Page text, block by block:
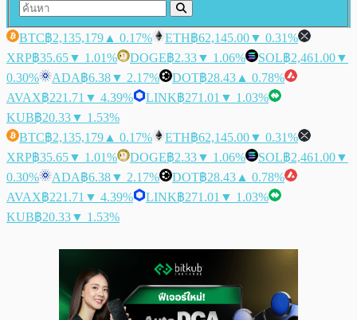
BTC฿2,135,179 ▲ 0.17% ETH฿62,145.00▼ 0.31%
XRP฿35.65▼ 1.01% DOGE฿2.33▼ 1.06% SOL฿2,461.00▼
0.30%
ADA฿6.38▼ 2.17% DOT฿28.43 ▲ 0.78%
AVAX฿221.71 ▼ 4.39% LINK฿271.01 ▼ 1.03%
KUB฿20.33▼ 1.53%
BTC฿2,135,179 ▲ 0.17% ETH฿62,145.00▼ 0.31%
XRP฿35.65▼ 1.01% DOGE฿2.33▼ 1.06% SOL฿2,461.00▼
0.30%
ADA฿6.38▼ 2.17% DOT฿28.43 ▲ 0.78%
AVAX฿221.71 ▼ 4.39% LINK฿271.01 ▼ 1.03%
KUB฿20.33▼ 1.53%